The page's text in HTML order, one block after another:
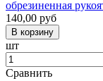
обрезиненная
140,00 руб
шт
Сравнить